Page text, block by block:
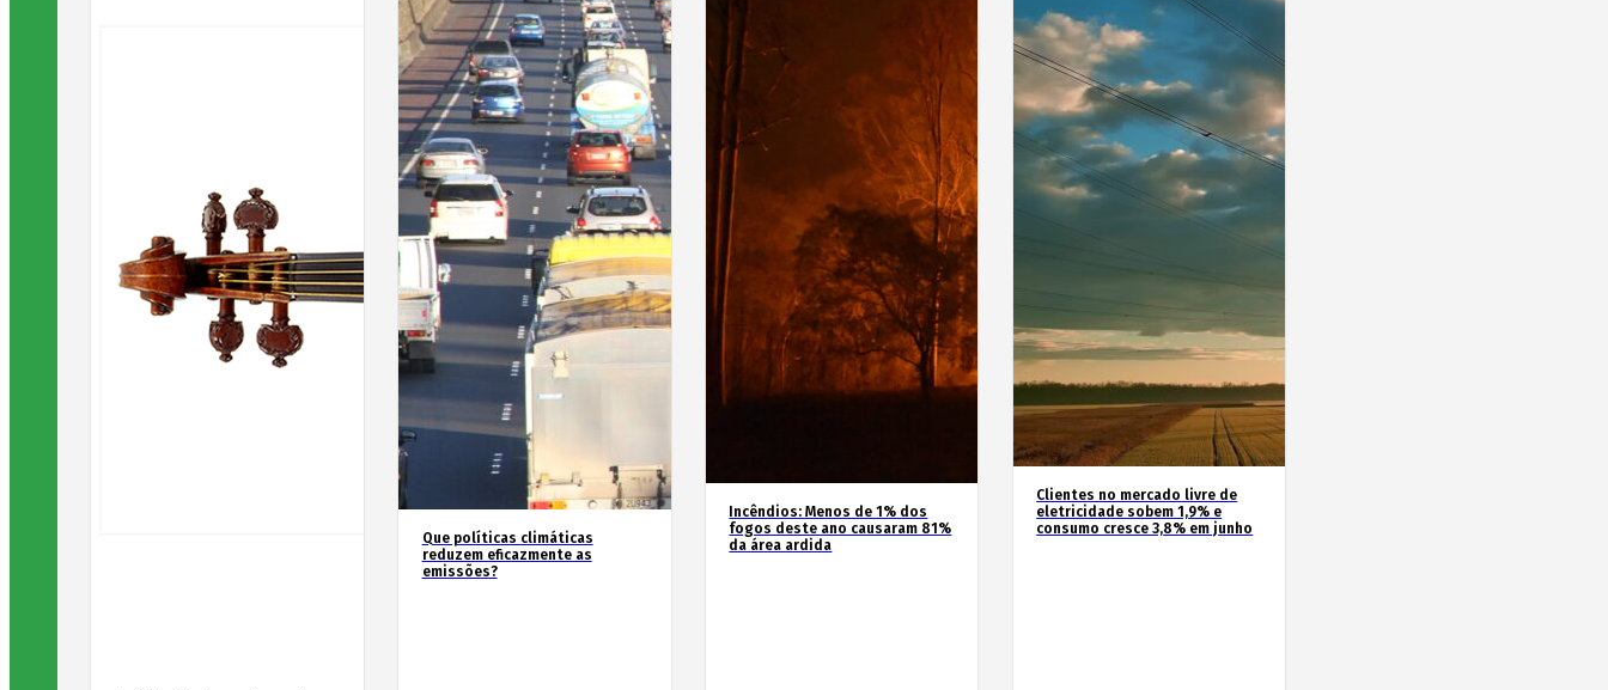
Que políticas climáticas
reduzem eficazmente as
emissões?
Incêndios: Menos de 1% dos
fogos deste ano causaram 81%
da área ardida
Clientes no mercado livre de
eletricidade sobem 1,9% e
consumo cresce 3,8% em junho